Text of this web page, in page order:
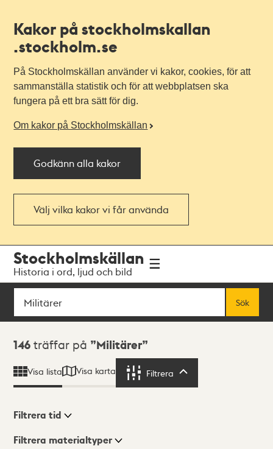
Kakor på stockholmskallan
.stockholm.se
På Stockholmskällan använder vi kakor, cookies, för att
sammanställa statistik och för att webbplatsen ska
fungera på ett bra sätt för dig.
Om kakor på Stockholmskällan
Godkänn alla kakor
Välj vilka kakor vi får använda
navigationen
huvudinnehållet
Stockholmskällan
Historia i ord, ljud och bild
Sök
Sök
Sökresultat
146 träffar på Militärer
Visa lista Visa karta Filtrera
Visningsläge
Filtrera tid
Filtrera materialtyper